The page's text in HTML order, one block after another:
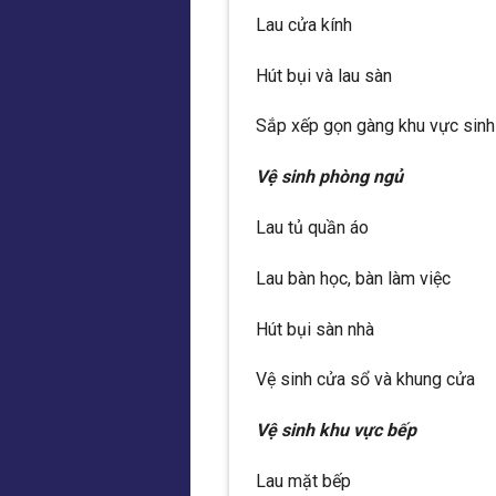
Lau cửa kính
Hút bụi và lau sàn
Sắp xếp gọn gàng khu vực
Vệ sinh phòng ngủ
Lau tủ quần áo
Lau bàn học, bàn làm việc
Hút bụi sàn nhà
Vệ sinh cửa sổ và khung cửa
Vệ sinh khu vực bếp
Lau mặt bếp